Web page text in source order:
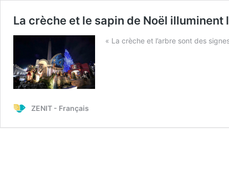
La crèche et le sapin de Noël
« La crèche et l’arbre sont des
ZENIT - Français